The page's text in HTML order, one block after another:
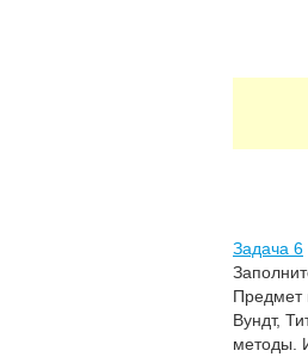
Задача 6
Предмет
Вундт,
методы.